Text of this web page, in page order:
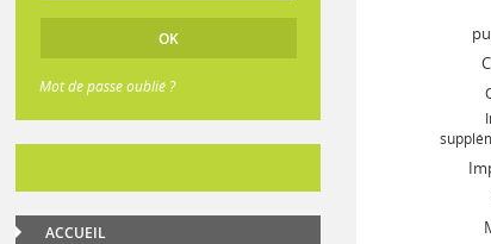
Mot de passe oublié ?
ACCUEIL